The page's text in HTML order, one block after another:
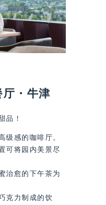
厅・牛津
品！
级感的咖啡厅。
可将园内美景尽
治愈的下午茶为
克力制成的饮